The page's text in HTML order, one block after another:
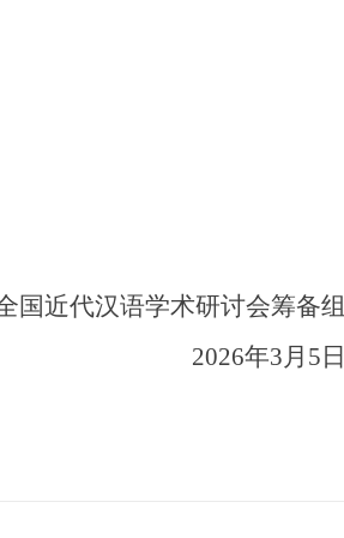
近代汉语学术研讨会筹备组
2026年3月5日